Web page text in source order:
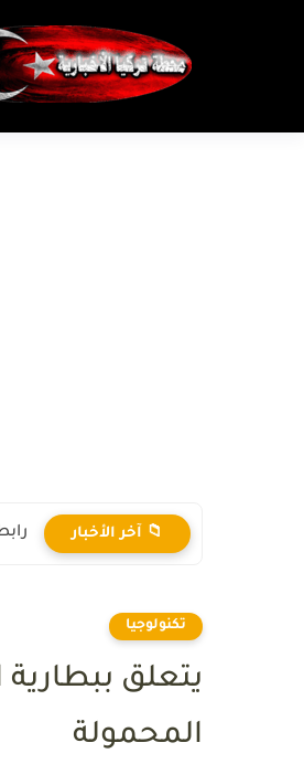
📁 آخر الأخبار
تكنولوجيا
يتعلق
المحمولة